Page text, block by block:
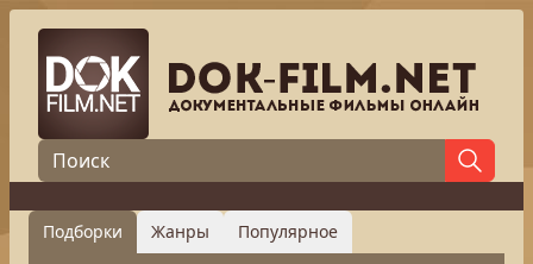
Подборки Жанры Популярное